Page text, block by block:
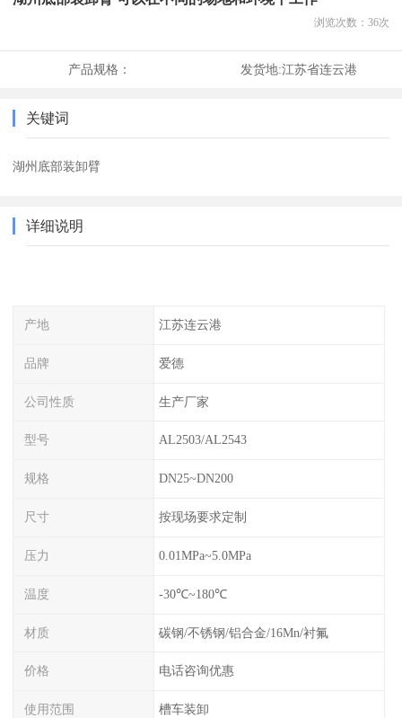
浏览次数： 36次
产品规格： 发货地:江苏省连云港
关键词
湖州底部装卸臂
详细说明
产地 江苏连云港
品牌 爱德
公司性质 生产厂家
型号 AL2503/AL2543
规格 DN25~DN200
尺寸 按现场要求定制
压力 0.01MPa~5.0MPa
温度 -30℃~180℃
材质 碳钢/不锈钢/铝合金/16Mn/衬氟
价格 电话咨询优惠
使用范围 槽车装卸